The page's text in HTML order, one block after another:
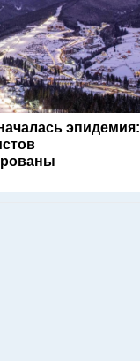
эпидемия: